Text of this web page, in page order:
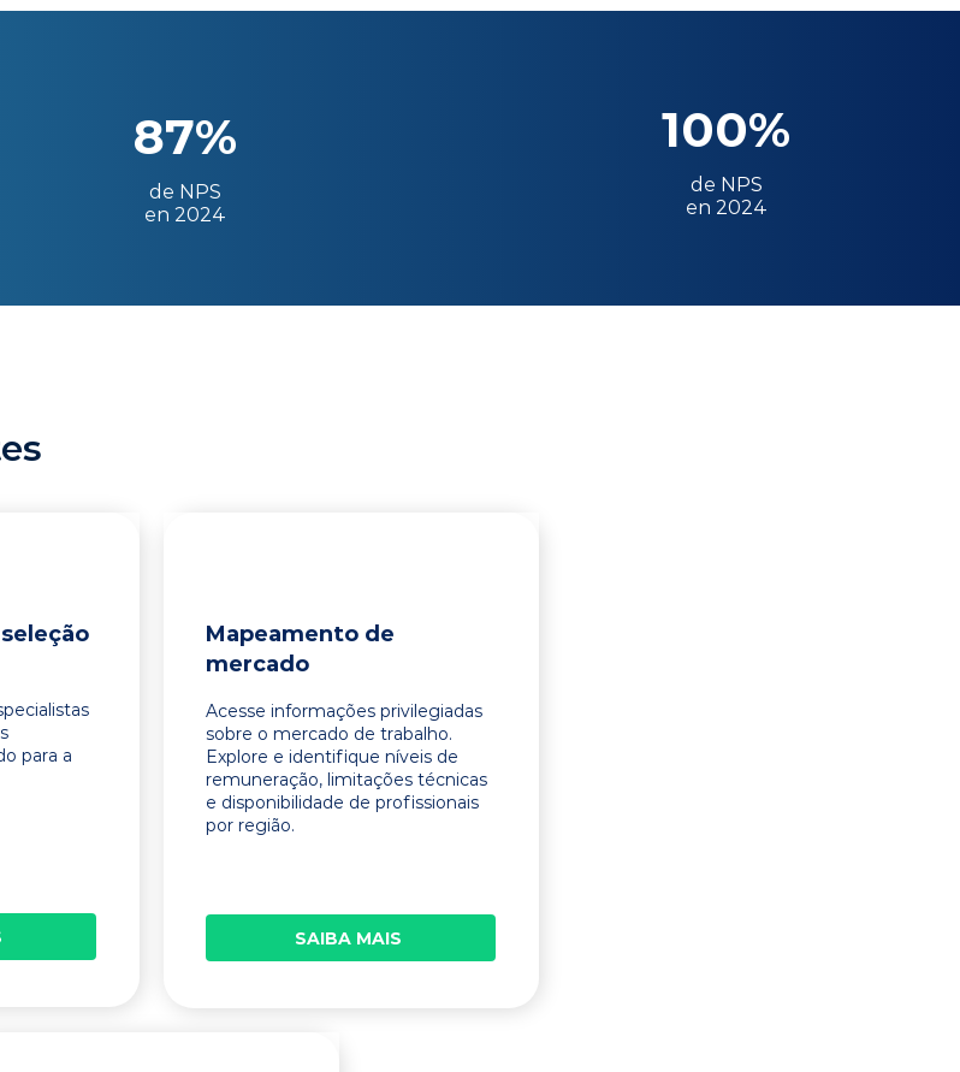
87%
de NPS
en 2024
100%
de NPS
en 2024
para a
Mapeamento de
mercado
Acesse informações privilegiadas
sobre o mercado de trabalho.
Explore e identifique níveis de
remuneração, limitações técnicas
e disponibilidade de profissionais
por região.
SAIBA MAIS